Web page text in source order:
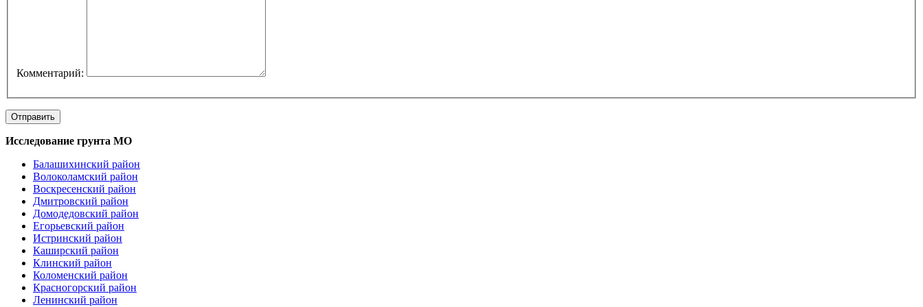
Комментарий:
Отправить
Исследование грунта МО
Балашихинский район
Волоколамский район
Воскресенcкий район
Дмитровский район
Домодедовский район
Егорьевский район
Истринский район
Каширский район
Клинский район
Коломенский район
Красногорский район
Ленинский район